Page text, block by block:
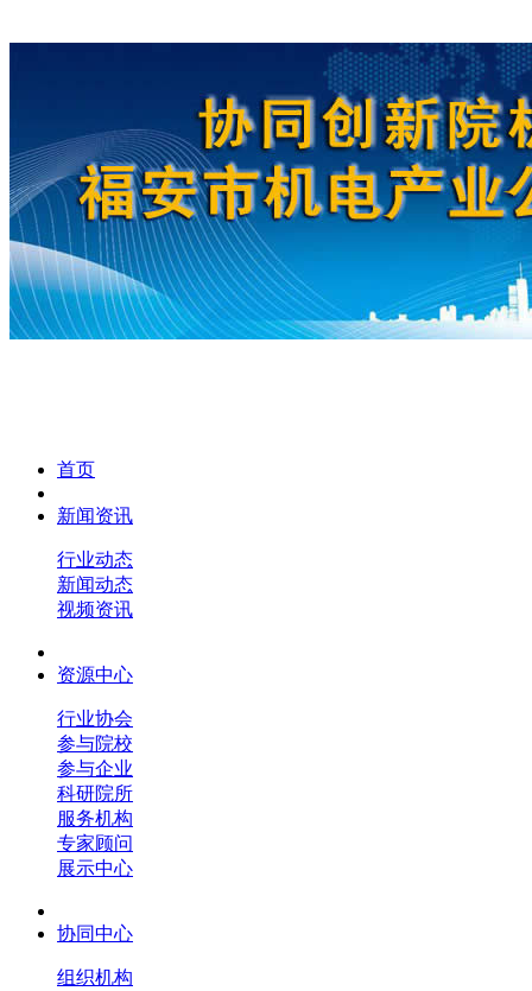
首页
新闻资讯
行业动态
新闻动态
视频资讯
资源中心
行业协会
参与院校
参与企业
科研院所
服务机构
专家顾问
展示中心
协同中心
组织机构